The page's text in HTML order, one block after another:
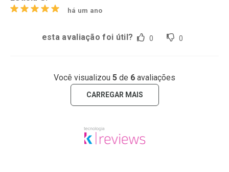
há um ano
esta avaliação foi útil? 0 0
Você visualizou 5 de 6 avaliações
CARREGAR MAIS